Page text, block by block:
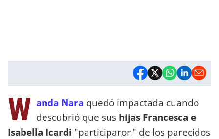
W anda Nara quedó impactada cuando
descubrió que sus hijas Francesca e
Isabella Icardi "participaron" de los parecidos